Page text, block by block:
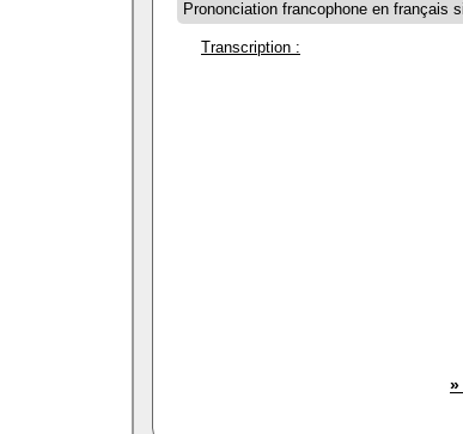
Prononciation francophone en français
Transcription :
»